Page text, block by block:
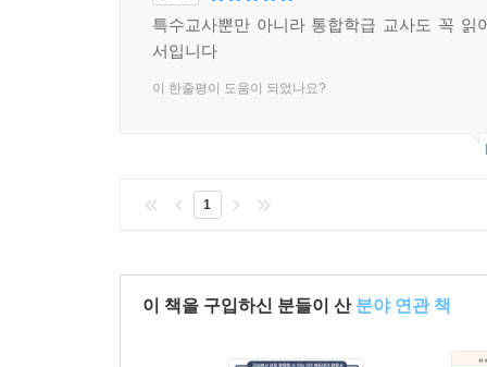
특수교사뿐만 아니라 통합학급 교사도 꼭 읽
서입니다
이 한줄평이 도움이 되었나요?
1
이 책을 구입하신 분들이 산 분야 연관 책